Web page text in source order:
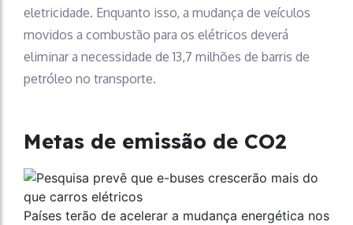
eletricidade. Enquanto isso, a mudança de veículos
movidos a combustão para os elétricos deverá
eliminar a necessidade de 13,7 milhões de barris de
petróleo no transporte.
Metas de emissão de CO2
Países terão de acelerar a mudança energética nos